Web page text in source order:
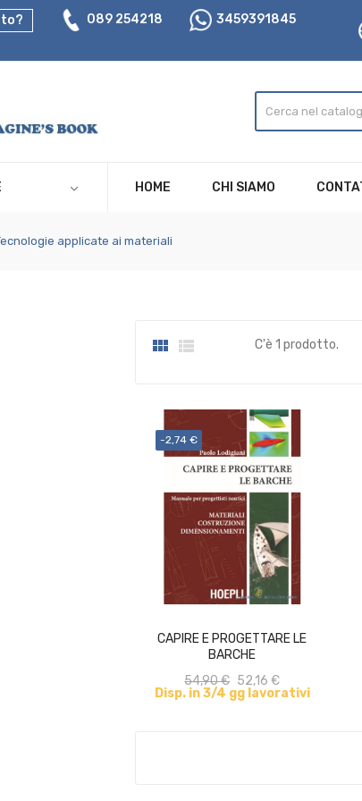
089 254218 3459391845
HOME CHI SIAMO
applicate ai materiali
  C'è 1 prodotto.
-2,74 €
CAPIRE E PROGETTARE LE
BARCHE
54,90 € 52,16 €
Disp. in 3/4 gg lavorativi
ACQUISTA